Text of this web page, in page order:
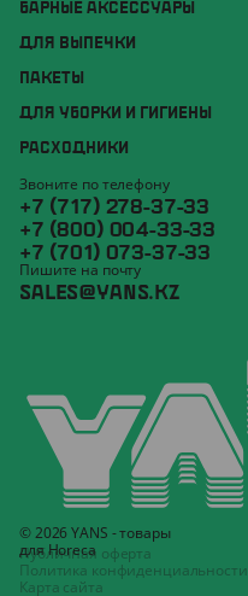
БАРНЫЕ АКСЕССУАРЫ
ДЛЯ ВЫПЕЧКИ
ПАКЕТЫ
ДЛЯ УБОРКИ И ГИГИЕНЫ
РАСХОДНИКИ
Звоните по телефону
+7 (717) 278-37-33
+7 (800) 004-33-33
+7 (701) 073-37-33
Пишите на почту
SALES@YANS.KZ
© 2026 YANS - товары
для Horeca
Публичная оферта
Политика конфиденциальности
Карта сайта